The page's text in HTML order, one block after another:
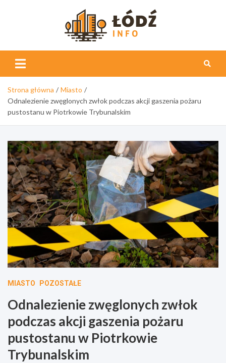
Info
Strona główna
Miasto
Odnalezienie zwęglonych zwłok podczas akcji gaszenia pożaru
pustostanu w Piotrkowie Trybunalskim
MIASTO POZOSTAŁE
Odnalezienie zwęglonych zwłok
podczas akcji gaszenia pożaru
pustostanu w Piotrkowie
Trybunalskim